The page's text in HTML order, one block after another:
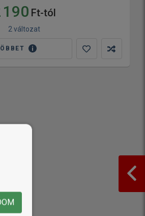
190 Ft-tól
2 változat